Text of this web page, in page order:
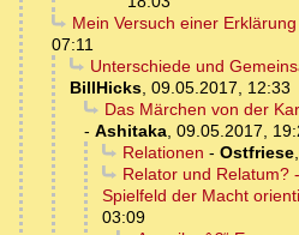
Mein Versuch einer Erklärung
07:11
Unterschiede und
BillHicks, 09.05.2017, 12:33
Das Märchen von der
- Ashitaka, 09.05.2017,
Relationen - Ostfriese,
Relator und Relatum?
Spielfeld der Macht
03:09